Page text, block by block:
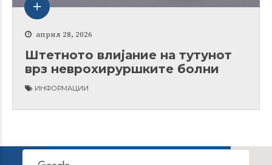
април 28, 2026
Штетното влијание на тутунот
врз неврохируршките болни
ИНФОРМАЦИИ